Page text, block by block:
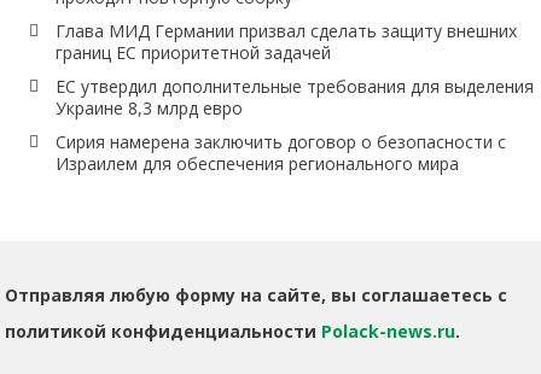
Глава МИД Германии призвал сделать защиту внешних
границ ЕС приоритетной задачей
ЕС утвердил дополнительные требования для выделения
Украине 8,3 млрд евро
Сирия намерена заключить договор о безопасности с
Израилем для обеспечения регионального мира
Отправляя любую форму на сайте, вы соглашаетесь с
политикой конфиденциальности Polack-news.ru.